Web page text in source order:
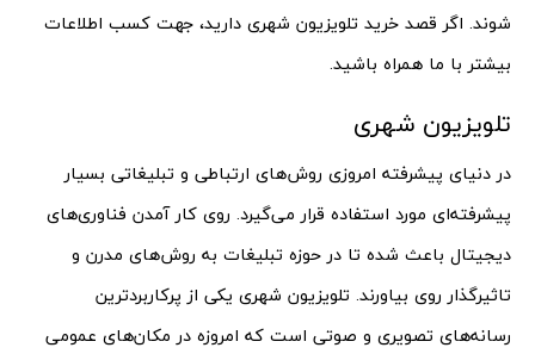
شوند. اگر قصد خرید تلویزیون شهری دارید، جهت کسب اطلاعات
بیشتر با ما همراه باشید.
تلویزیون شهری
در دنیای پیشرفته امروزی روش‌های ارتباطی و تبلیغاتی بسیار
پیشرفته‌‌ای مورد استفاده قرار می‌گیرد. روی کار آمدن فناوری‌های
دیجیتال باعث شده تا در حوزه تبلیغات به روش‌های مدرن و
تاثیرگذار روی بیاورند. تلویزیون شهری یکی از پرکاربردترین
رسانه‌های تصویری و صوتی است که امروزه در مکان‌های عمومی